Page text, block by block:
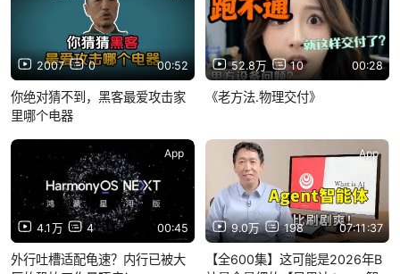
2007 0 00:52
你绝对猜不到，黑客最爱攻击家
里哪个电器
52.8万 10 00:28
《老方法.物理交付》
4.1万 4 00:45
App
外行吐槽适配龟速？内行已被大
9.0万 198 07:11:37
App
【全600集】这可能是2026年B